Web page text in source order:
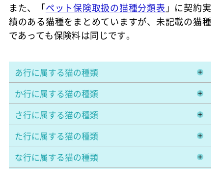
また、「ペット保険取扱の猫種分類表 」に契約実
績のある猫種をまとめていますが、未記載の猫種
であっても保険料は同じです。
あ行に属する猫の種類
か行に属する猫の種類
さ行に属する猫の種類
た行に属する猫の種類
な行に属する猫の種類